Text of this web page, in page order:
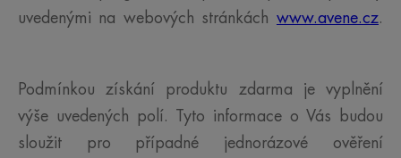
uvedenými na webových stránkách www.avene.cz.
Podmínkou získání produktu zdarma je vyplnění
výše uvedených polí. Tyto informace o Vás budou
sloužit pro případné jednorázové ověření